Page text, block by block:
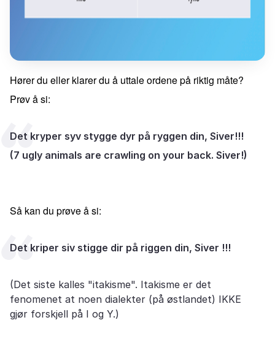
Hører du eller klarer du å uttale ordene på riktig måte?
Prøv å si:
Det kryper syv stygge dyr på ryggen din, Siver!!!
(7 ugly animals are crawling on your back. Siver!)
Så kan du prøve å si:
Det kriper siv stigge dir på riggen din, Siver !!!
(Det siste kalles "itakisme". Itakisme er det
fenomenet at noen dialekter (på østlandet) IKKE
gjør forskjell på I og Y.)